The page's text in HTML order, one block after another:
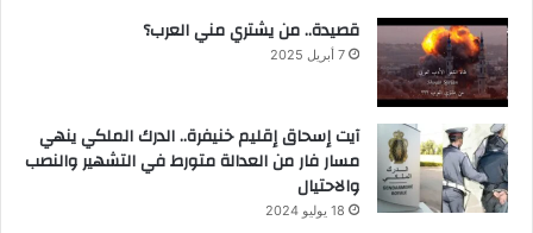
قصيدة.. من يشتري مني العرب؟
7 أبريل 2025
آيت إسحاق إقليم خنيفرة.. الدرك الملكي ينهي
مسار فار من العدالة متورط في التشهير والنصب
والاحتيال
18 يوليو 2024